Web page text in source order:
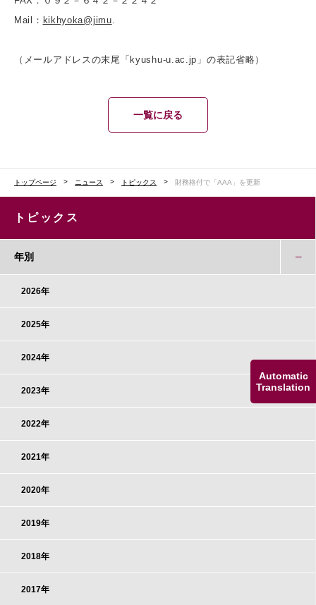
Automatic
Translation
Mail： kikhyoka@jimu.
（メールアドレスの末尾「kyushu-u.ac.jp」の表記省略）
一覧に戻る
トップページ ニュース トピックス 財務格付で「AAA」を更新
トピックス
年別
2026年
2025年
2024年
2023年
2022年
2021年
2020年
2019年
2018年
2017年